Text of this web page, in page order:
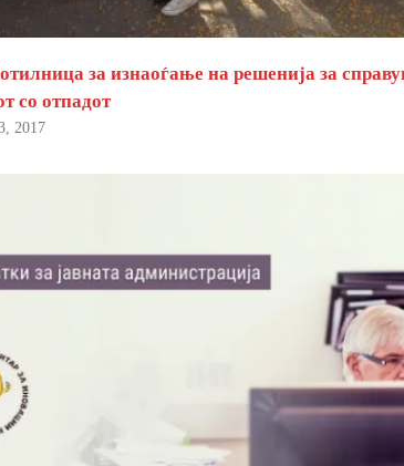
за изнаоѓање на решенија за
со отпадот
2017